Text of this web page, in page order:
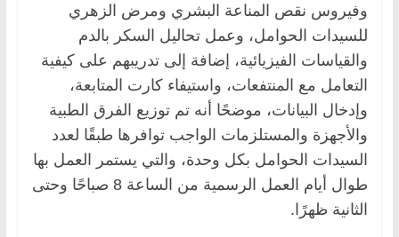
وفيروس نقص المناعة البشري ومرض الزهري
للسيدات الحوامل، وعمل تحاليل السكر بالدم
والقياسات الفيزيائية، إضافة إلى تدريبهم على كيفية
التعامل مع المنتفعات، واستيفاء كارت المتابعة،
وإدخال البيانات، موضحًا أنه تم توزيع الفرق الطبية
والأجهزة والمستلزمات الواجب توافرها طبقًا لعدد
السيدات الحوامل بكل وحدة، والتي يستمر العمل بها
طوال أيام العمل الرسمية من الساعة 8 صباحًا وحتى
الثانية ظهرًا.